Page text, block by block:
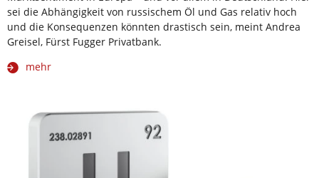
sei die Abhängigkeit von russischem Öl und Gas relativ hoch
und die Konsequenzen könnten drastisch sein, meint Andrea
Greisel, Fürst Fugger Privatbank.
mehr